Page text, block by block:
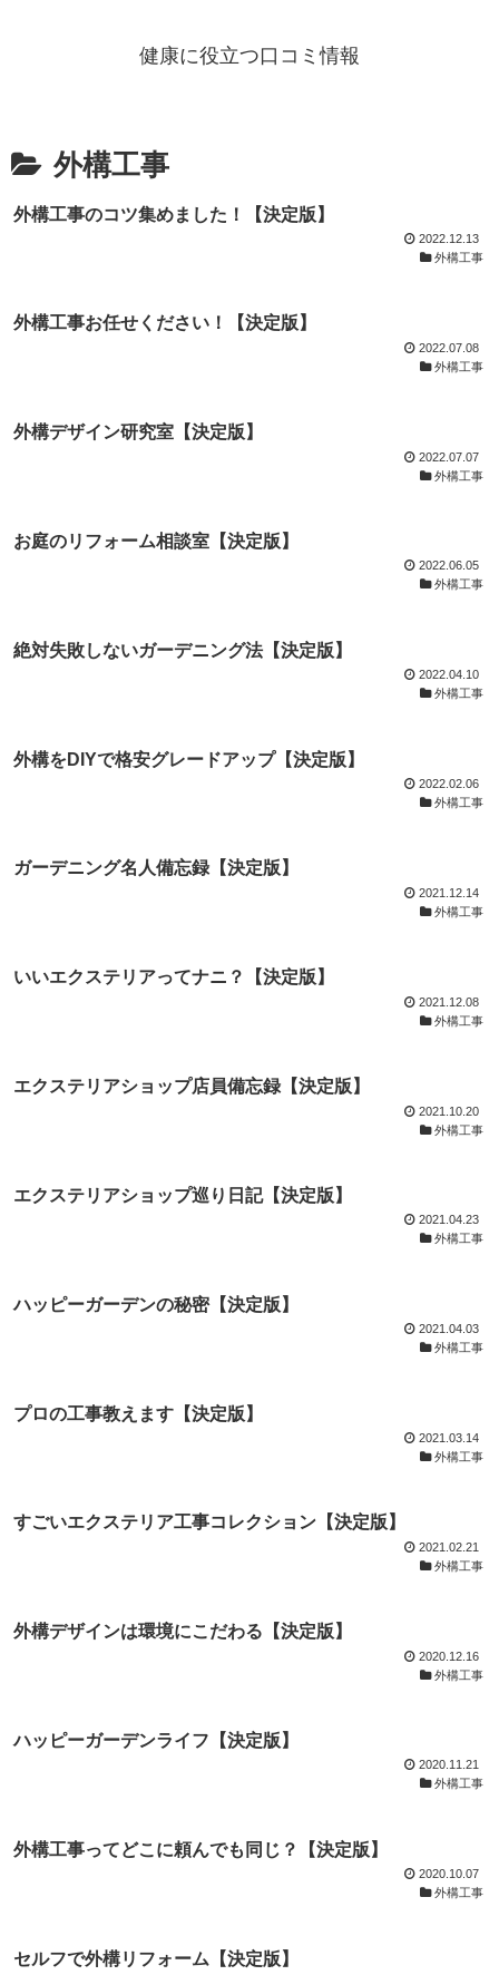
健康に役立つ口コミ情報
外構工事
外構工事のコツ集めました！【決定版】
2022.12.13
外構工事
外構工事お任せください！【決定版】
2022.07.08
外構工事
外構デザイン研究室【決定版】
2022.07.07
外構工事
お庭のリフォーム相談室【決定版】
2022.06.05
外構工事
絶対失敗しないガーデニング法【決定版】
2022.04.10
外構工事
外構をDIYで格安グレードアップ【決定版】
2022.02.06
外構工事
ガーデニング名人備忘録【決定版】
2021.12.14
外構工事
いいエクステリアってナニ？【決定版】
2021.12.08
外構工事
エクステリアショップ店員備忘録【決定版】
2021.10.20
外構工事
エクステリアショップ巡り日記【決定版】
2021.04.23
外構工事
ハッピーガーデンの秘密【決定版】
2021.04.03
外構工事
プロの工事教えます【決定版】
2021.03.14
外構工事
すごいエクステリア工事コレクション【決定版】
2021.02.21
外構工事
外構デザインは環境にこだわる【決定版】
2020.12.16
外構工事
ハッピーガーデンライフ【決定版】
2020.11.21
外構工事
外構工事ってどこに頼んでも同じ？【決定版】
2020.10.07
外構工事
セルフで外構リフォーム【決定版】